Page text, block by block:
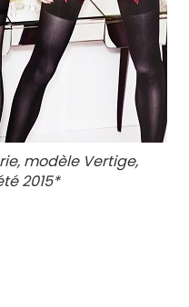
modèle Vertige,
2015*